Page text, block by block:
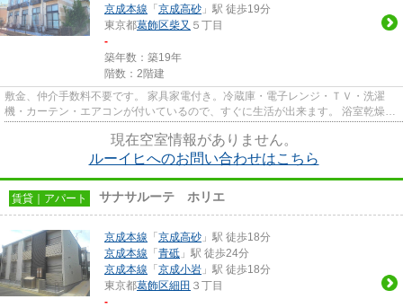
京成本線 「 京成高砂 」駅 徒歩19分
東京都葛飾区柴又 ５丁目
-
築年数：築19年
階数：2階建
敷金、仲介手数料不要です。 家具家電付き。冷蔵庫・電子レンジ・ＴＶ・洗濯
機・カーテン・エアコンが付いているので、すぐに生活が出来ます。 浴室乾燥機
現在空室情報がありません。
ルーイヒへのお問い合わせはこちら
賃貸｜アパート サナサルーテ ホリエ
京成本線 「 京成高砂 」駅 徒歩18分
京成本線 「 青砥 」駅 徒歩24分
京成本線 「 京成小岩 」駅 徒歩18分
東京都葛飾区細田 ３丁目
-